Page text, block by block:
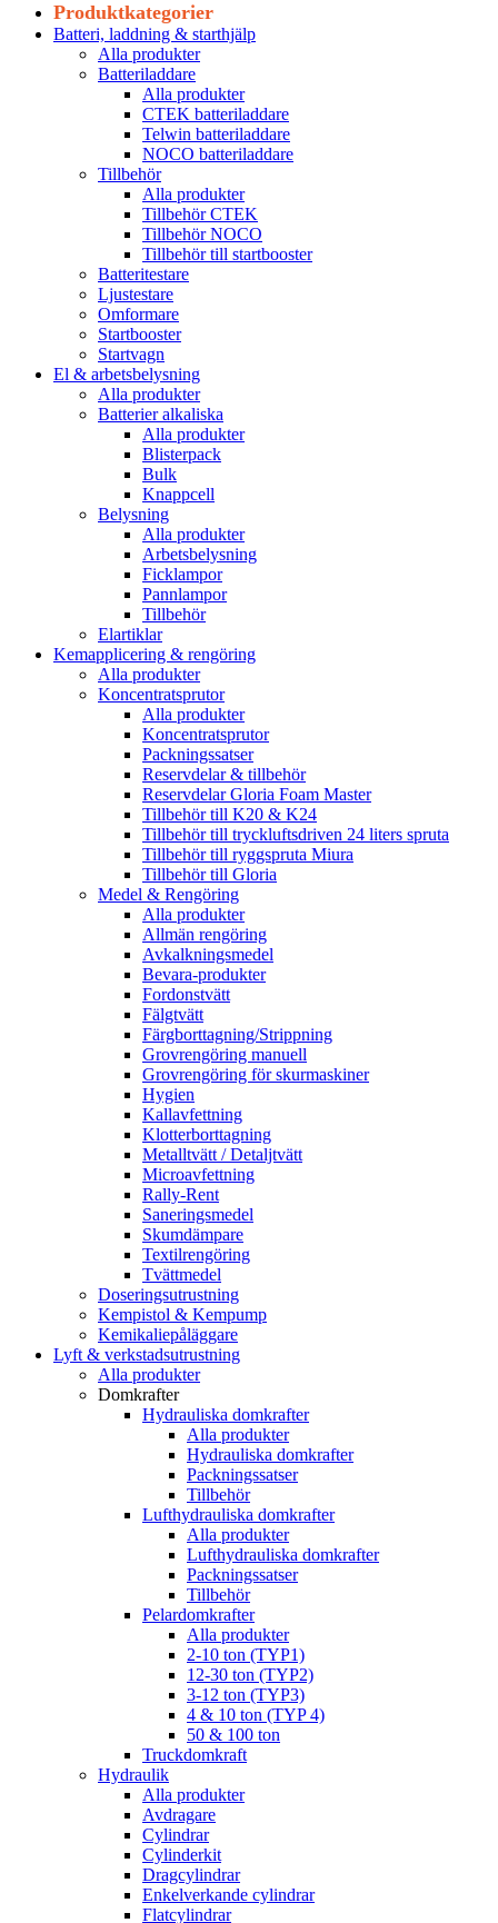
Produktkategorier
Batteri, laddning & starthjälp
Alla produkter
Batteriladdare
Alla produkter
CTEK batteriladdare
Telwin batteriladdare
NOCO batteriladdare
Tillbehör
Alla produkter
Tillbehör CTEK
Tillbehör NOCO
Tillbehör till startbooster
Batteritestare
Ljustestare
Omformare
Startbooster
Startvagn
El & arbetsbelysning
Alla produkter
Batterier alkaliska
Alla produkter
Blisterpack
Bulk
Knappcell
Belysning
Alla produkter
Arbetsbelysning
Ficklampor
Pannlampor
Tillbehör
Elartiklar
Kemapplicering & rengöring
Alla produkter
Koncentratsprutor
Alla produkter
Koncentratsprutor
Packningssatser
Reservdelar & tillbehör
Reservdelar Gloria Foam Master
Tillbehör till K20 & K24
Tillbehör till tryckluftsdriven 24 liters spruta
Tillbehör till ryggspruta Miura
Tillbehör till Gloria
Medel & Rengöring
Alla produkter
Allmän rengöring
Avkalkningsmedel
Bevara-produkter
Fordonstvätt
Fälgtvätt
Färgborttagning/Strippning
Grovrengöring manuell
Grovrengöring för skurmaskiner
Hygien
Kallavfettning
Klotterborttagning
Metalltvätt / Detaljtvätt
Microavfettning
Rally-Rent
Saneringsmedel
Skumdämpare
Textilrengöring
Tvättmedel
Doseringsutrustning
Kempistol & Kempump
Kemikaliepåläggare
Lyft & verkstadsutrustning
Alla produkter
Domkrafter
Hydrauliska domkrafter
Alla produkter
Hydrauliska domkrafter
Packningssatser
Tillbehör
Lufthydrauliska domkrafter
Alla produkter
Lufthydrauliska domkrafter
Packningssatser
Tillbehör
Pelardomkrafter
Alla produkter
2-10 ton (TYP1)
12-30 ton (TYP2)
3-12 ton (TYP3)
4 & 10 ton (TYP 4)
50 & 100 ton
Truckdomkraft
Hydraulik
Alla produkter
Avdragare
Cylindrar
Cylinderkit
Dragcylindrar
Enkelverkande cylindrar
Flatcylindrar